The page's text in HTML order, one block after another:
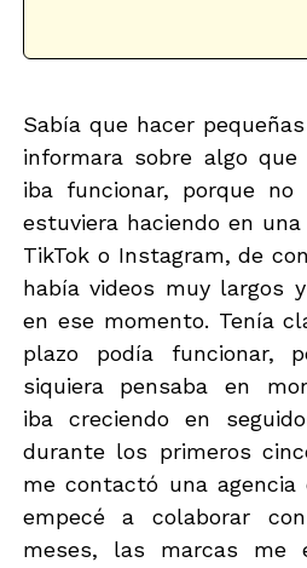
c
ó
i
c
o
*
g
i
-
b
l
g
d
t
o
s
Sabía que hacer
informara sobre algo
iba funcionar, porque
estuviera haciendo en
TikTok o Instagram, de
había videos muy largos
en ese momento. Tenía
plazo podía funcionar,
siquiera pensaba en
iba creciendo en
durante los primeros
me contactó una agencia
empecé a colaborar
meses, las marcas me